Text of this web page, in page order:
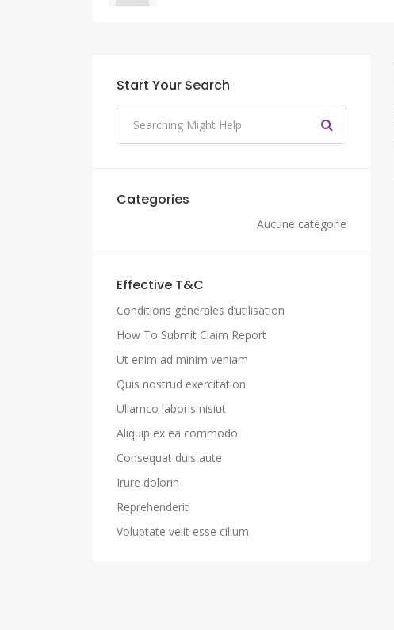
Start Your Search
Categories
Aucune catégorie
Effective T&C
Conditions générales d’utilisation
How To Submit Claim Report
Ut enim ad minim veniam
Quis nostrud exercitation
Ullamco laboris nisiut
Aliquip ex ea commodo
Consequat duis aute
Irure dolorin
Reprehenderit
Voluptate velit esse cillum